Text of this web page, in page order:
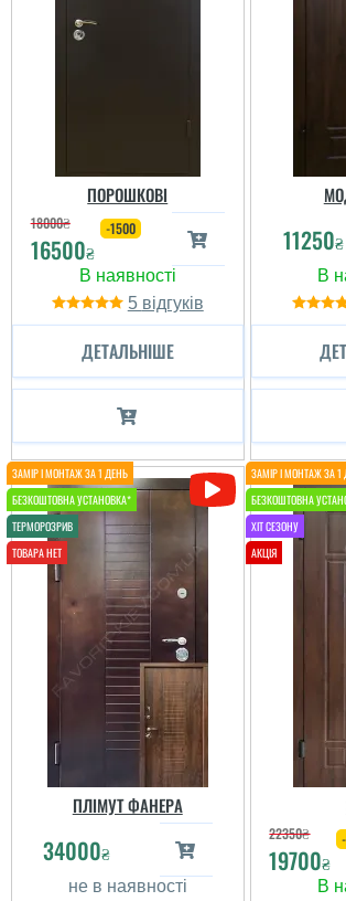
читати всі відгуки
двері,
є,
але
такі
ПОРОШКОВІ
18000₴
16500₴
-1500
5
ДЕТАЛЬНІШЕ
11250₴
ПЛІМУТ ФАНЕРА
34000₴
22350₴
19700₴